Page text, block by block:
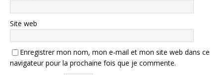
Site web
Enregistrer mon nom, mon e-mail et mon site web dans ce
navigateur pour la prochaine fois que je commente.